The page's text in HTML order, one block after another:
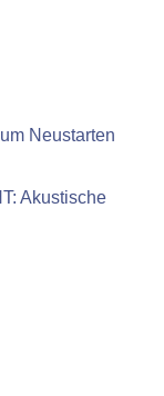
Neustarten
Akustische